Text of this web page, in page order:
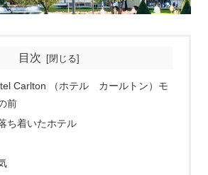
目次
Carlton （ホテル カールトン）モ
前
ち着いたホテル